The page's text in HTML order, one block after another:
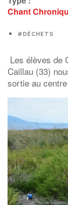
Chant
#DÉCHETS
Les élèves de
Caillau (33)
sortie au